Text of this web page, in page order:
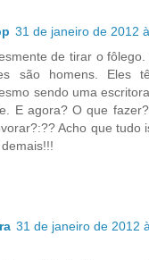
31 de janeiro de 2012
de tirar o
são homens. Eles
sendo uma
E agora? O que
Acho que tudo
31 de janeiro de 2012